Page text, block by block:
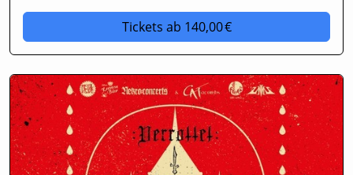
Tickets ab 140,00 €